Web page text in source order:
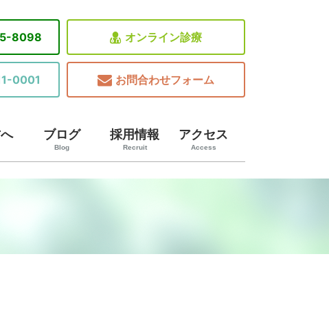
8098
0001
オンライン診療
お問合わせフォーム
ブログ
Blog
採用情報
Recruit
アクセス
Access